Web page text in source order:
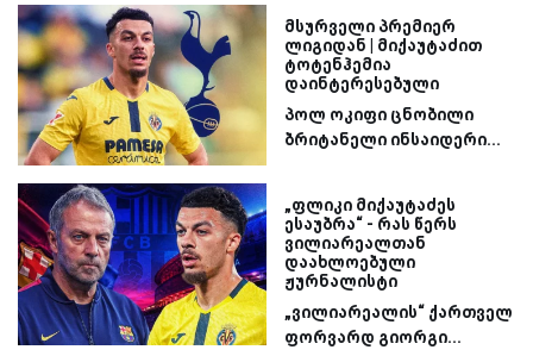
მსურველი პრემიერ
ლიგიდან | მიქაუტაძით
ტოტენჰემია
დაინტერესებული
პოლ ოკიფი ცნობილი
ბრიტანელი ინსაიდერი...
„ფლიკი მიქაუტაძეს
ესაუბრა“ - რას წერს
ვილიარეალთან
დაახლოებული
ჟურნალისტი
„ვილიარეალის“ ქართველ
ფორვარდ გიორგი...